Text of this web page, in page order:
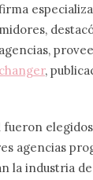
,
fueron
agencias
la industria